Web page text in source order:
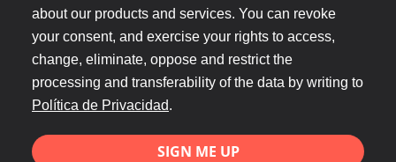
about our products and services. You can revoke
your consent, and exercise your rights to access,
change, eliminate, oppose and restrict the
processing and transferability of the data by writing to
Política de Privacidad.
SIGN ME UP